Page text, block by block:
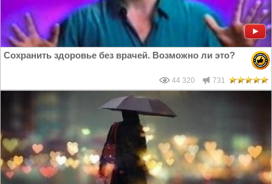
Сохранить здоровье без врачей. Возможно ли это?
44 320 731